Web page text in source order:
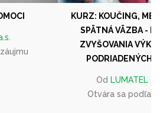
KURZ: KOUČING,
SPÄTNÁ VÄZBA -
ZVYŠOVANIA
PODRIADENÝCH
Od LUMATEL
Otvára sa podľa